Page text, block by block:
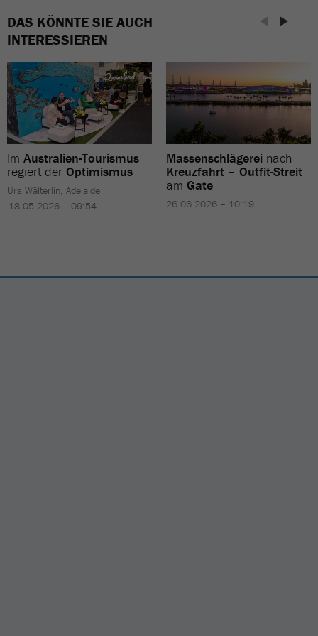
DAS KÖNNTE SIE AUCH
INTERESSIEREN
Im Australien-Tourismus
regiert der Optimismus
Urs Wälterlin, Adelaide
18.05.2026 – 09:54
Massenschlägerei nach
Kreuzfahrt – Outfit-Streit
am Gate
26.06.2026 – 10:19